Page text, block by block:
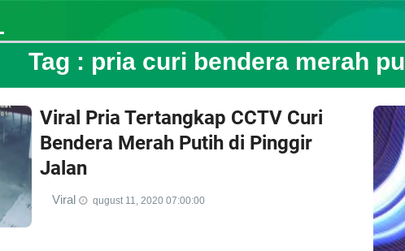
Tag : pria curi bendera merah
Viral Pria Tertangkap CCTV Curi
Bendera Merah Putih di Pinggir
Jalan
Viral qugust 11, 2020 07:00:00